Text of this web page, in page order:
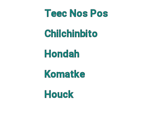
Teec Nos Pos
Chilchinbito
Hondah
Komatke
Houck